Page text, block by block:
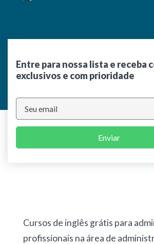
Entre para nossa lista e receba
exclusivos e com prioridade
Enviar
Cursos de inglês grátis para
profissionais na área de